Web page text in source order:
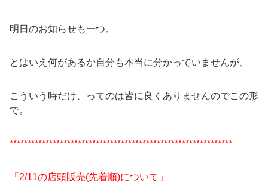
明日のお知らせも一つ。
とはいえ何があるか自分も本当に分かっていませんが、
こういう時だけ、ってのは皆に良くありませんのでこの形
で。
**************************************************************
「2/11の店頭販売(先着順)について」